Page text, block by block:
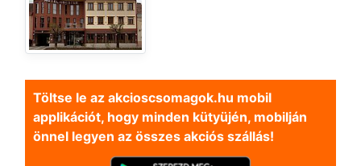
Töltse le az akcioscsomagok.hu mobil
applikációt, hogy minden kütyüjén, mobilján
önnel legyen az összes akciós szállás!